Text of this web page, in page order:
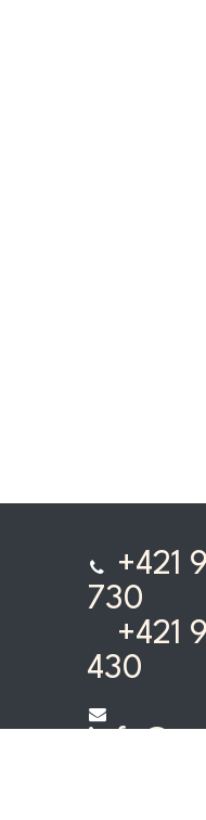
+421
730
+421
430